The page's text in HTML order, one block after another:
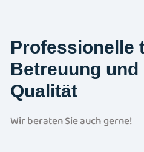
Professionelle
Betreuung
Qualität
Wir beraten Sie auch gerne!